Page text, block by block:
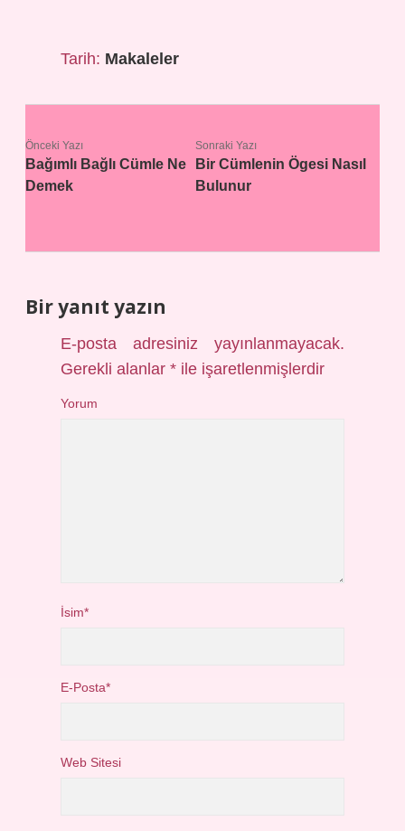
Tarih: Makaleler
Önceki Yazı
Bağımlı Bağlı Cümle Ne
Demek
Sonraki Yazı
Bir Cümlenin Ögesi Nasıl
Bulunur
Bir yanıt yazın
E-posta adresiniz yayınlanmayacak.
Gerekli alanlar* ile işaretlenmişlerdir
Yorum
İsim*
E-Posta*
Web Sitesi